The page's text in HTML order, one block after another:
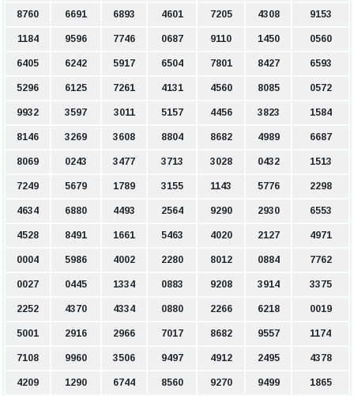
8760 6691 6893 4601 7205 4308 9153
1184 9596 7746 0687 9110 1450 0560
6405 6242 5917 6504 7801 8427 6593
5296 6125 7261 4131 4560 8085 0572
9932 3597 3011 5157 4456 3823 1584
8146 3269 3608 8804 8682 4989 6687
8069 0243 3477 3713 3028 0432 1513
7249 5679 1789 3155 1143 5776 2298
4634 6880 4493 2564 9290 2930 6553
4528 8491 1661 5463 4020 2127 4971
0004 5986 4002 2280 8012 0884 7762
0027 0445 1334 0883 9208 3914 3375
2252 4370 4334 0880 2266 6218 0019
5001 2916 2966 7017 8682 9557 1174
7108 9960 3506 9497 4912 2495 4378
4209 1290 6744 8560 9270 9499 1865